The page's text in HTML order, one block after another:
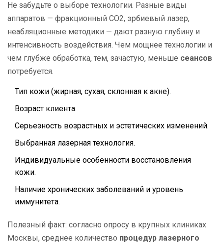
Не забудьте о выборе технологии. Разные виды
аппаратов — фракционный CO2, эрбиевый лазер,
неабляционные методики — дают разную глубину и
интенсивность воздействия. Чем мощнее технологии и
чем глубже обработка, тем, зачастую, меньше сеансов
потребуется.
Тип кожи (жирная, сухая, склонная к акне).
Возраст клиента.
Серьезность возрастных и эстетических изменений.
Выбранная лазерная технология.
Индивидуальные особенности восстановления
кожи.
Наличие хронических заболеваний и уровень
иммунитета.
Полезный факт: согласно опросу в крупных клиниках
Москвы, среднее количество процедур лазерного